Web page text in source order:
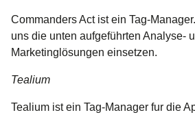
Commanders Act ist ein Tag-
uns die unten aufgeführten Analyse-
Marketinglösungen einsetzen.
Tealium
Tealium ist ein Tag-Manager fur die